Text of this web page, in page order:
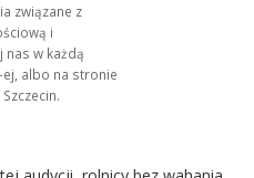
związane z
i
nas w każdą
albo na stronie